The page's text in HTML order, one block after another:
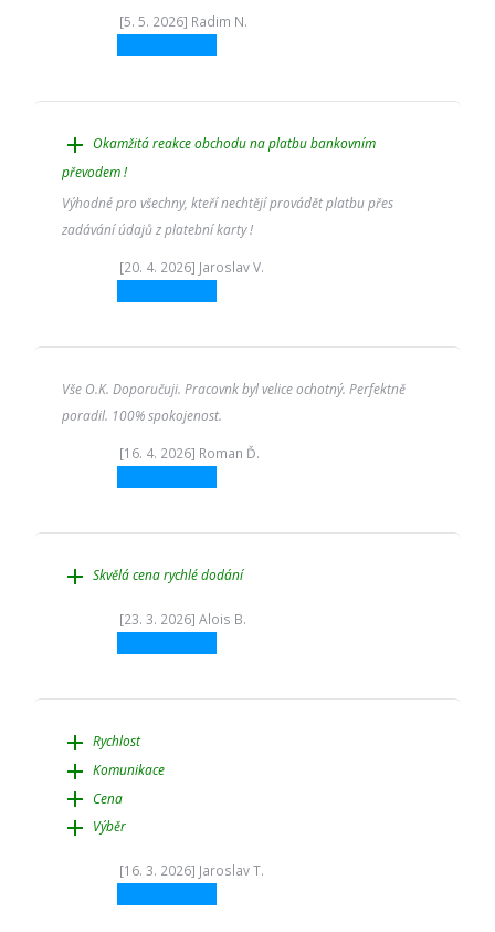
[5. 5. 2026] Radim N.
add Okamžitá reakce obchodu na platbu bankovním
převodem !
Výhodné pro všechny, kteří nechtějí provádět platbu přes
zadávání údajů z platební karty !
[20. 4. 2026] Jaroslav V.
Vše O.K. Doporučuji. Pracovnk byl velice ochotný. Perfektně
poradil. 100% spokojenost.
[16. 4. 2026] Roman Ď.
add Skvělá cena rychlé dodání
[23. 3. 2026] Alois B.
add Rychlost
add Komunikace
add Cena
add Výběr
[16. 3. 2026] Jaroslav T.